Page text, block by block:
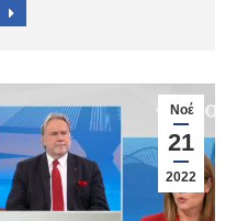
Νοέ
21
2022